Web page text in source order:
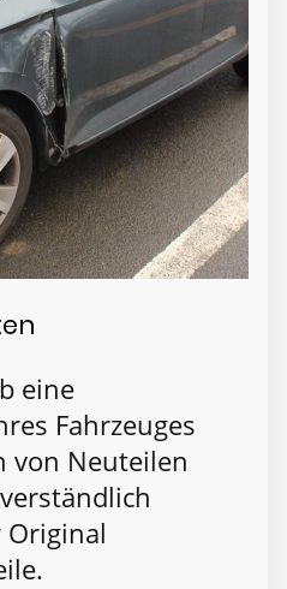
eine
Fahrzeuges
von Neuteilen